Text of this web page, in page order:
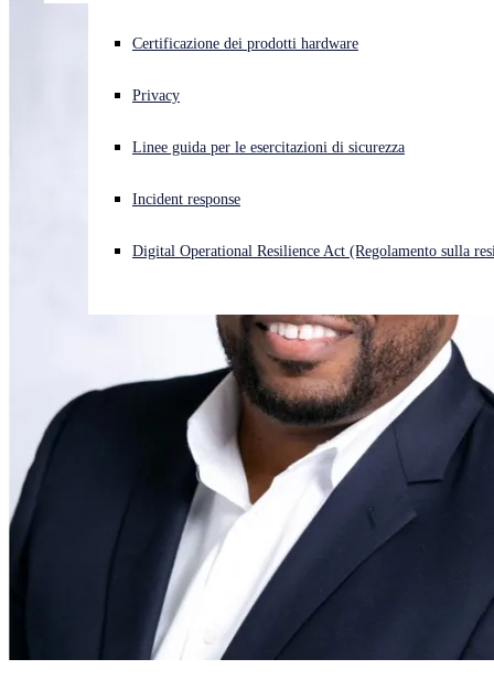
Cyberattacco in corso? Ottieni assistenza immediata
Open language switcher
Certificazione dei prodotti hardware
Privacy
Linee guida per le esercitazioni di sicurezza
Incident response
Digital Operational Resilience Act (Regolamento sulla